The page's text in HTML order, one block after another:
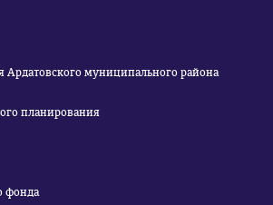
муниципального района
планирования
фонда